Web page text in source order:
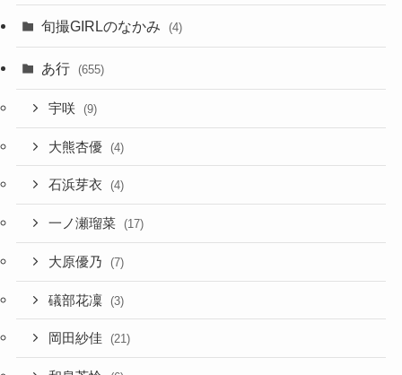
旬撮GIRLのなかみ (4)
あ行 (655)
宇咲 (9)
大熊杏優 (4)
石浜芽衣 (4)
一ノ瀬瑠菜 (17)
大原優乃 (7)
礒部花凜 (3)
岡田紗佳 (21)